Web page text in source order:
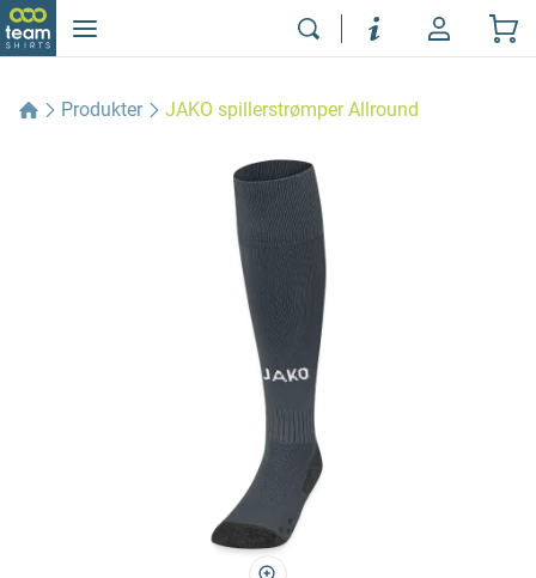
Produkter JAKO spillerstrømper Allround